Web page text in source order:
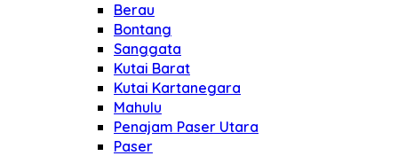
Berau
Bontang
Sanggata
Kutai Barat
Kutai Kartanegara
Mahulu
Penajam Paser Utara
Paser